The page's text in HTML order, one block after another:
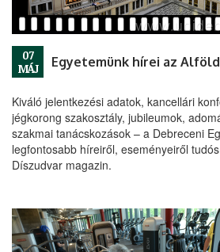
07
MÁJ
Egyetemünk hírei az
Kiváló jelentkezési adatok, kancellári
jégkorong szakosztály, jubileumok,
szakmai tanácskozások – a Debreceni
legfontosabb híreiről, eseményeiről
Díszudvar magazin.